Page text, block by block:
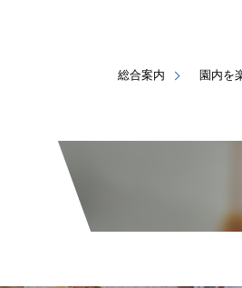
総合案内 園内を